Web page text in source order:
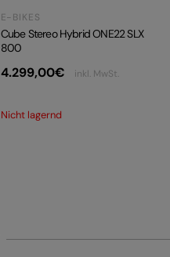
E-BIKES
Cube Stereo Hybrid ONE22 SLX
800
4.299,00€ inkl. MwSt.
Nicht lagernd